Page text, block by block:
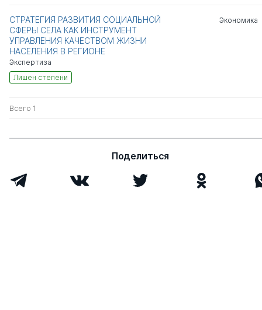
СТРАТЕГИЯ РАЗВИТИЯ СОЦИАЛЬНОЙ
СФЕРЫ СЕЛА КАК ИНСТРУМЕНТ
УПРАВЛЕНИЯ КАЧЕСТВОМ ЖИЗНИ
НАСЕЛЕНИЯ В РЕГИОНЕ
Экспертиза
Лишен степени
Экономика
Всего 1
Поделиться